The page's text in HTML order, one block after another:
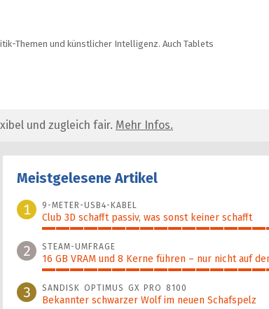
Themen und künstlicher Intelligenz. Auch Tablets
und zugleich fair. Mehr Infos.
Meistgelesene Artikel
1
9-METER-USB4-KABEL
Club 3D schafft passiv, was sonst keiner schafft
100%
2 STEAM-UMFRAGE
16 GB VRAM und 8 Kerne führen – nur nicht auf
92%
3 SANDISK OPTIMUS GX PRO 8100
Bekannter schwarzer Wolf im neuen Schafspelz